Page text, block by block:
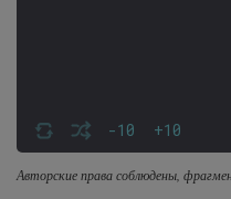
-10 +10
Авторские права соблюдены,